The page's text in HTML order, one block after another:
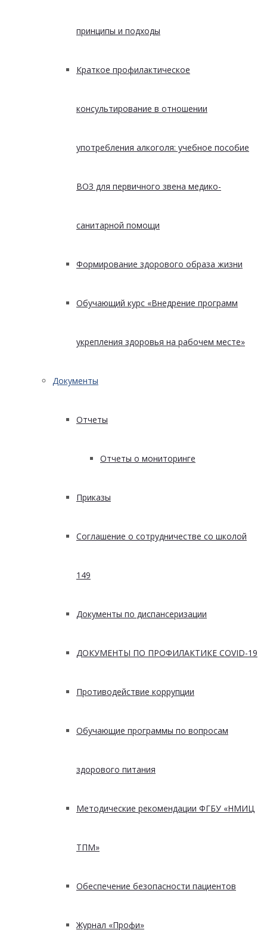
принципы и подходы
Краткое профилактическое
консультирование в отношении
употребления алкоголя: учебное пособие
ВОЗ для первичного звена медико-
санитарной помощи
Формирование здорового образа жизни
Обучающий курс «Внедрение программ
укрепления здоровья на рабочем месте»
Документы
Отчеты
Отчеты о мониторинге
Приказы
Соглашение о сотрудничестве со школой
149
Документы по диспансеризации
ДОКУМЕНТЫ ПО ПРОФИЛАКТИКЕ COVID-19
Противодействие коррупции
Обучающие программы по вопросам
здорового питания
Методические рекомендации ФГБУ «НМИЦ
ТПМ»
Обеспечение безопасности пациентов
Журнал «Профи»